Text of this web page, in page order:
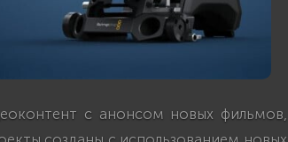
с анонсом новых фильмов,